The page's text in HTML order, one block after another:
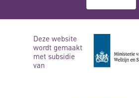
Deze website
wordt gemaakt
met subsidie
van